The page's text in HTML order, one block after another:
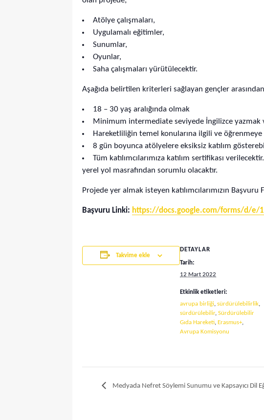
Atölye çalışmaları,
Uygulamalı eğitimler,
Sunumlar,
Oyunlar,
Saha çalışmaları yürütülecektir.
Aşağıda belirtilen kriterleri sağlayan gençler
18 – 30 yaş aralığında olmak
Minimum intermediate seviyede İngilizce yazmak
Hareketliliğin temel konularına ilgili ve
8 gün boyunca atölyelere eksiksiz katılım
Tüm katılımcılarımıza katılım sertifikası
yerel yol masrafından sorumlu olacaktır.
Projede yer almak isteyen katılımcılarımızın
Başvuru Linki: https://docs.google.com/forms/d/e/
Takvime ekle
DETAYLAR
Tarih:
12 Mart 2022
Etkinlik etiketleri:
avrupa birliği, sürdürülebilirlik,
sürdürülebilir, Sürdürülebilir
Gıda Hareketi, Erasmus+,
Avrupa Komisyonu
Medyada Nefret Söylemi Sunumu ve Kapsayıcı Dil